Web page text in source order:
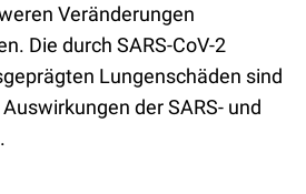
Veränderungen
Die durch SARS-CoV-2
Lungenschäden sind
der SARS- und